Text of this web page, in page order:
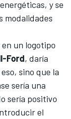
y se
modalidades
un logotipo
Ford, daría
sino que la
sería una
sería positivo
el